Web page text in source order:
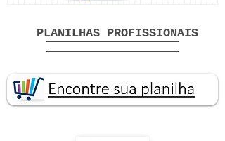
PLANILHAS PROFISSIONAIS